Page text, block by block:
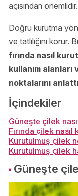
açısından önemlidir.
Doğru kurutma
ve tatlılığını korur.
fırında nasıl
kullanım
noktalarını
İçindekiler
Güneşte çilek
Fırında çilek nasıl
Kurutulmuş çilek
Kurutulmuş çilek
Güneşte